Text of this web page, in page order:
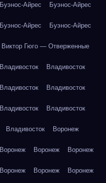
Буэнос-Айрес Буэнос-Айрес
Буэнос-Айрес Буэнос-Айрес
Виктор Гюго — Отверженные
Владивосток Владивосток
Владивосток Владивосток
Владивосток Владивосток
Владивосток Воронеж
Воронеж Воронеж Воронеж
Воронеж Воронеж Воронеж